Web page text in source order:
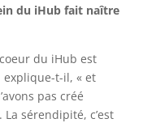
du iHub fait naître
du iHub est
explique-t-il, « et
pas créé
sérendipité, c’est